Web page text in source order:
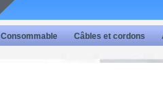
Consommable Câbles et cordons